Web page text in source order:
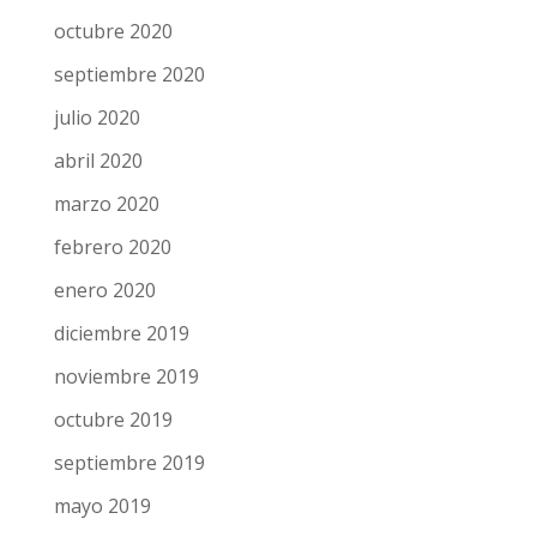
octubre 2020
septiembre 2020
julio 2020
abril 2020
marzo 2020
febrero 2020
enero 2020
diciembre 2019
noviembre 2019
octubre 2019
septiembre 2019
mayo 2019